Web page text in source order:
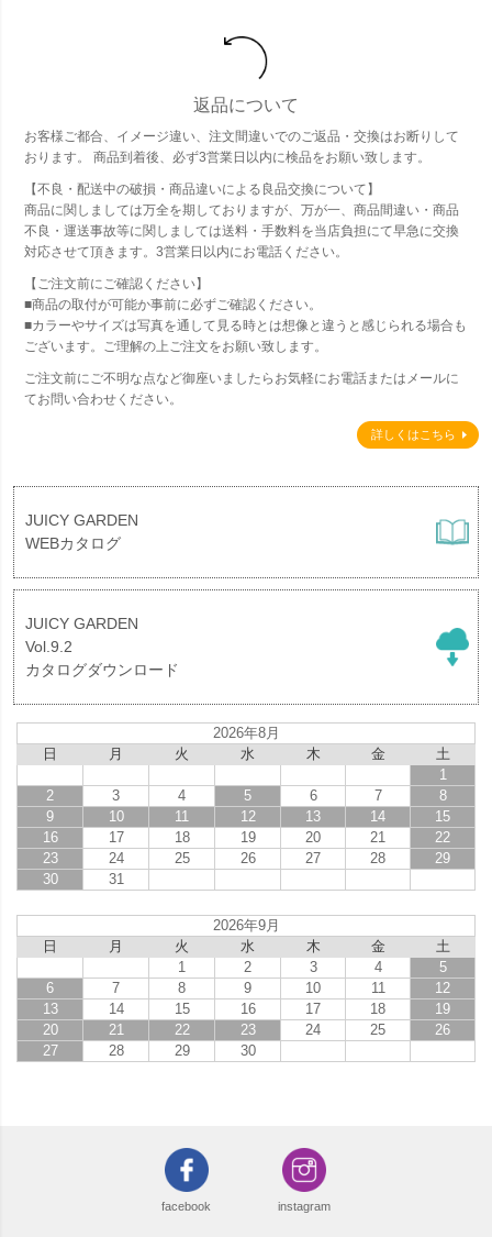
返品について
お客様ご都合、イメージ違い、注文間違いでのご返品・交換はお断りして
おります。 商品到着後、必ず3営業日以内に検品をお願い致します。
【不良・配送中の破損・商品違いによる良品交換について】
商品に関しましては万全を期しておりますが、万が一、商品間違い・商品
不良・運送事故等に関しましては送料・手数料を当店負担にて早急に交換
対応させて頂きます。3営業日以内にお電話ください。
【ご注文前にご確認ください】
■商品の取付が可能か事前に必ずご確認ください。
■カラーやサイズは写真を通して見る時とは想像と違うと感じられる場合も
ございます。ご理解の上ご注文をお願い致します。
ご注文前にご不明な点など御座いましたらお気軽にお電話またはメールに
てお問い合わせください。
詳しくはこちら
JUICY GARDEN
WEBカタログ
JUICY GARDEN
Vol.9.2
カタログダウンロード
2026年8月
日
月 火 水 木 金
土
1
2
3 4 5 6 7
8
9
10 11 12 13 14
15
16
17 18 19 20 21
22
23
24 25 26 27 28
29
30
31
2026年9月
日
月 火 水 木 金
土
1
2 3 4
5
6
7 8 9 10 11
12
13
14 15 16 17 18
19
20
21 22 23 24 25
26
27
28 29 30
facebook instagram